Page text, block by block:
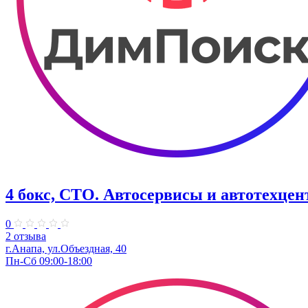
4 бокс, СТО. Автосервисы и
0
2 отзыва
г.Анапа, ул.Объездная, 40
Пн-Сб 09:00-18:00